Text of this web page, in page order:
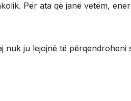
Për ata që janë vetëm,
nuk ju lejojnë të përqendroheni